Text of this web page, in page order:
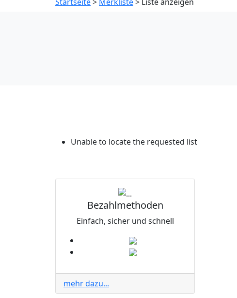
Unable to locate the requested list
Bezahlmethoden
Einfach, sicher und schnell
mehr dazu...